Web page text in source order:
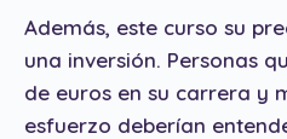
Además, este curso su
una inversión. Personas
de euros en su carrera y
esfuerzo deberían